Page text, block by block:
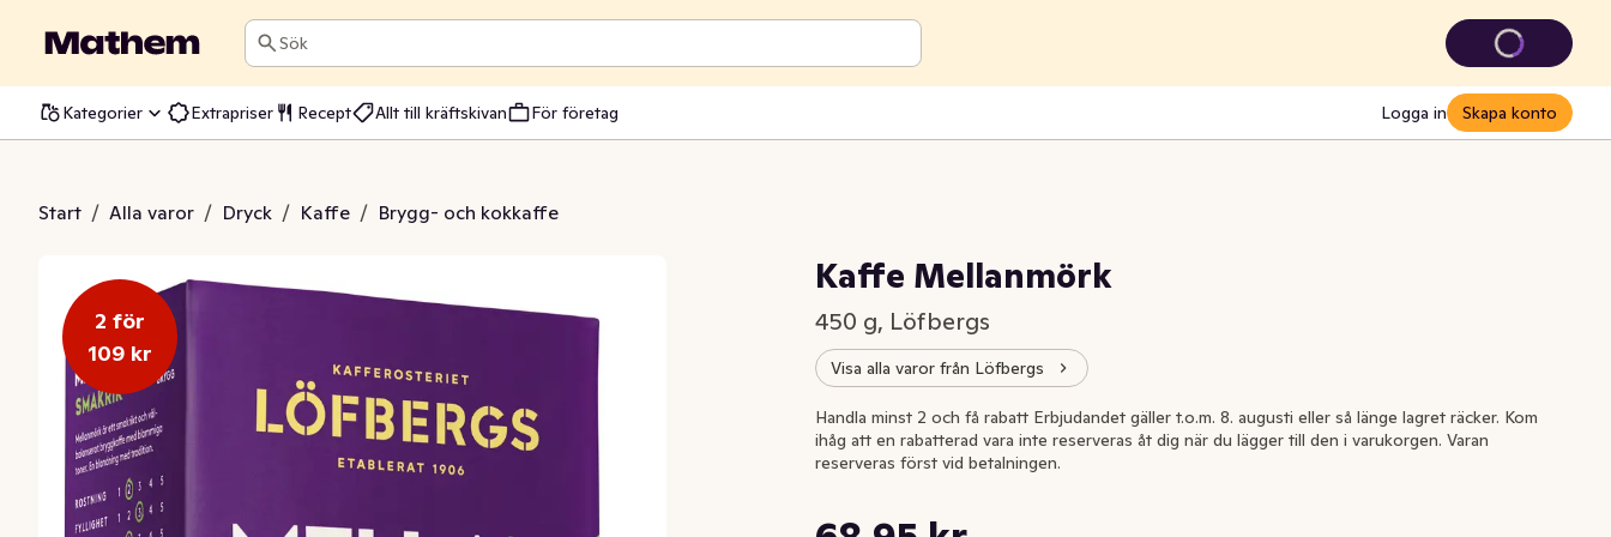
Sök
Kategorier Extrapriser Recept Allt till kräftskivan För företag Logga in Skapa konto
Start / Alla varor / Dryck / Kaffe / Brygg- och kokkaffe
Mellanmörk
2 för
109 kr
Kaffe Mellanmörk
450 g, Löfbergs
Visa alla varor från Löfbergs
Styckpris: 153,22 kr /kg
Handla minst 2 och få rabatt Erbjudandet gäller t.o.m. 8. augusti eller så länge lagret räcker. Kom
ihåg att en rabatterad vara inte reserveras åt dig när du lägger till den i varukorgen. Varan
reserveras först vid betalningen.